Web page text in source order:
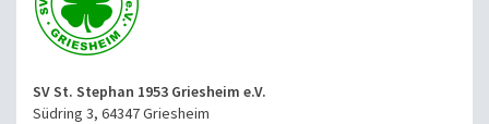
SV St. Stephan 1953 Griesheim e.V.
Südring 3, 64347 Griesheim